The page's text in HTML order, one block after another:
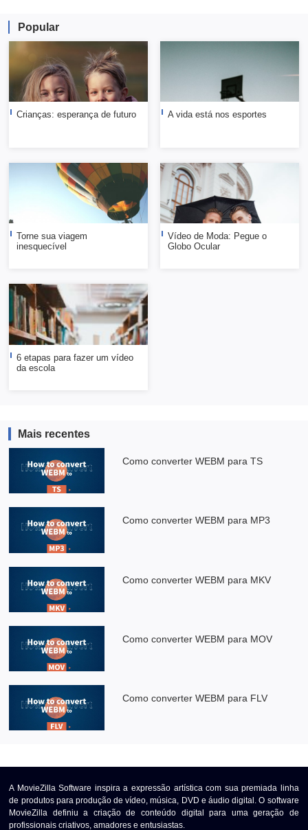
Popular
Crianças: esperança de futuro A vida está nos esportes
Torne sua viagem
inesquecível
Vídeo de Moda: Pegue o
Globo Ocular
6 etapas para fazer um vídeo
da escola
Mais recentes
Como converter WEBM para TS
Como converter WEBM para MP3
Como converter WEBM para MKV
Como converter WEBM para MOV
Como converter WEBM para FLV
A MovieZilla Software inspira a expressão artística com sua premiada linha
de produtos para produção de vídeo, música, DVD e áudio digital. O software
MovieZilla definiu a criação de conteúdo digital para uma geração de
profissionais criativos, amadores e entusiastas.